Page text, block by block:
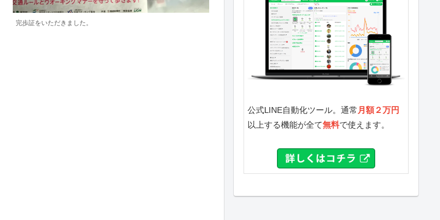
完歩証をいただきました。
公式LINE自動化ツール。通常 月額２万円
以上する機能が全て無料で使えます。